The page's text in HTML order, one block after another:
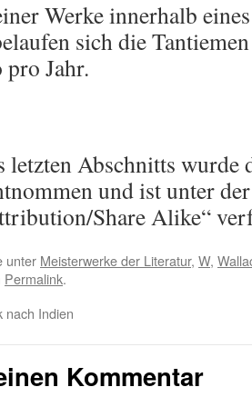
Werke innerhalb
sich die
Jahr.
letzten Abschnitts wurde
und ist unter
Share Alike“
unter Meisterwerke der Literatur, W,
Permalink.
nach Indien
Kommentar